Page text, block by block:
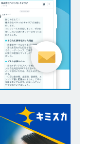
インターンあり 】東京勤
用住宅販売をリードする企
ート・マンションの管理を
以上 ｜ 不動産業ではレア
祝完全休み ｜ スタンダー
プライズグループ ｜ 明豊プ
会積極採用企業
【 28卒 ｜ オープンカンパニ
し ｜ 文理不問 】 7期連続